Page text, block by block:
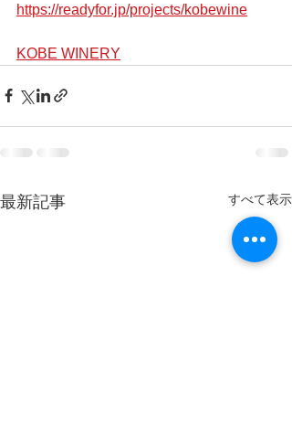
https://readyfor.jp/projects/kobewine
KOBE WINERY
最新記事 すべて表示